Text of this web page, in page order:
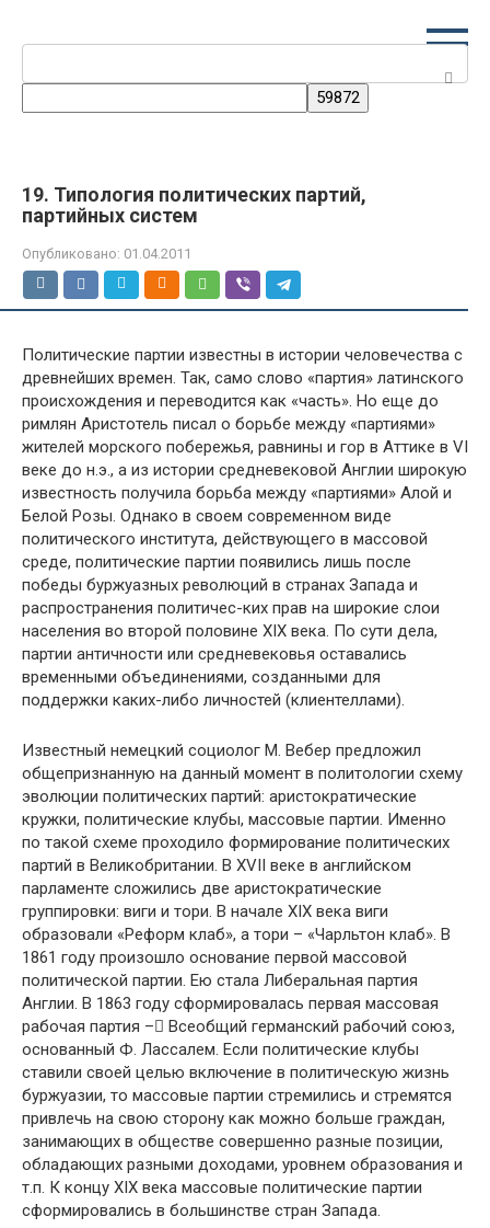
19. Типология политических партий,
партийных систем
Опубликовано: 01.04.2011
Политические партии известны в истории человечества с
древнейших времен. Так, само слово «партия» латинского
происхождения и переводится как «часть». Но еще до
римлян Аристотель писал о борьбе между «партиями»
жителей морского побережья, равнины и гор в Аттике в VI
веке до н.э., а из истории средневековой Англии широкую
известность получила борьба между «партиями» Алой и
Белой Розы. Однако в своем современном виде
политического института, действующего в массовой
среде, политические партии появились лишь после
победы буржуазных революций в странах Запада и
распространения политичес-ких прав на широкие слои
населения во второй половине XIX века. По сути дела,
партии античности или средневековья оставались
временными объединениями, созданными для
поддержки каких-либо личностей (клиентеллами).
Известный немецкий социолог М. Вебер предложил
общепризнанную на данный момент в политологии схему
эволюции политических партий: аристократические
кружки, политические клубы, массовые партии. Именно
по такой схеме проходило формирование политических
партий в Великобритании. В XVII веке в английском
парламенте сложились две аристократические
группировки: виги и тори. В начале XIX века виги
образовали «Реформ клаб», а тори – «Чарльтон клаб». В
1861 году произошло основание первой массовой
политической партии. Ею стала Либеральная партия
Англии. В 1863 году сформировалась первая массовая
рабочая партия – Всеобщий германский рабочий союз,
основанный Ф. Лассалем. Если политические клубы
ставили своей целью включение в политическую жизнь
буржуазии, то массовые партии стремились и стремятся
привлечь на свою сторону как можно больше граждан,
занимающих в обществе совершенно разные позиции,
обладающих разными доходами, уровнем образования и
т.п. К концу XIX века массовые политические партии
сформировались в большинстве стран Запада.